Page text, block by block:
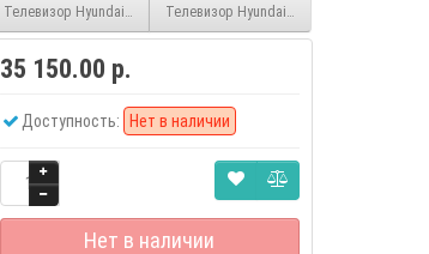
Телевизор Hyundai H-LED 85BU7007 smart UHD безрамочный
Телевизор Hyundai 65QBU7500, smart,
35 150.00 р.
Доступность: Нет в наличии
Нет в наличии